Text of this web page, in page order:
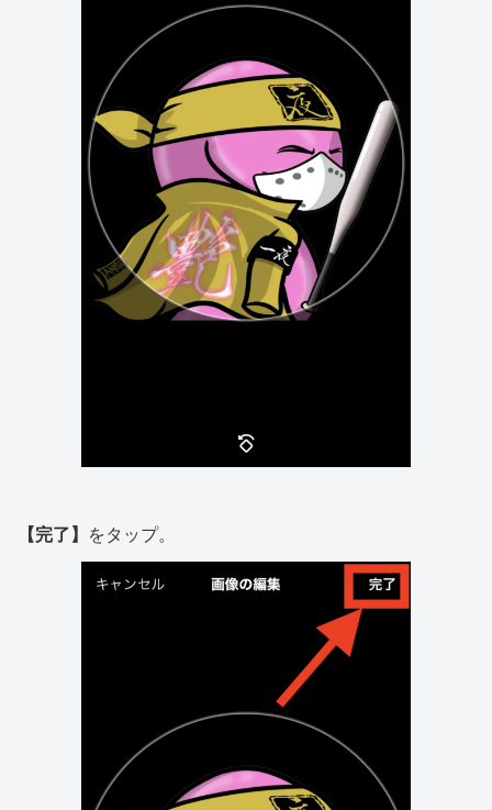
【完了】 をタップ。